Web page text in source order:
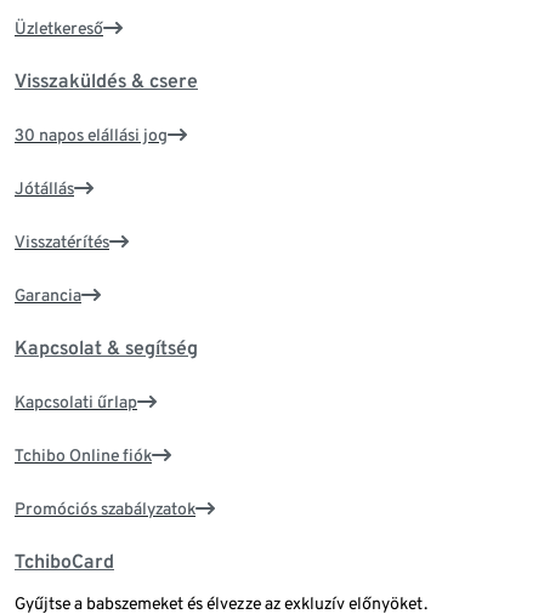
Üzletkereső
Visszaküldés & csere
30 napos elállási jog
Jótállás
Visszatérítés
Garancia
Kapcsolat & segítség
Kapcsolati űrlap
Tchibo Online fiók
Promóciós szabályzatok
TchiboCard
Gyűjtse a babszemeket és élvezze az exkluzív előnyöket.